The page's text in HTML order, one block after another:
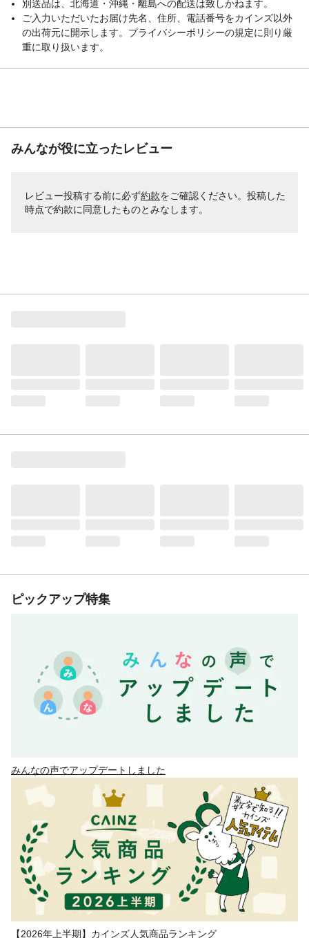
別送品は、北海道・沖縄・離島への配送は致しかねます。
ご入力いただいたお届け先名、住所、電話番号をカインズ以外
の出荷元に開示します。プライバシーポリシーの規定に則り厳
重に取り扱います。
みんなが役に立ったレビュー
レビュー投稿する前に必ず約款をご確認ください。投稿した
時点で約款に同意したものとみなします。
ピックアップ特集
みんなの声でアップデートしました
【2026年上半期】カインズ人気商品ランキング